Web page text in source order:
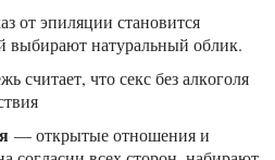
от эпиляции становится
натуральный облик.
считает, что секс без алкоголя
— открытые отношения и